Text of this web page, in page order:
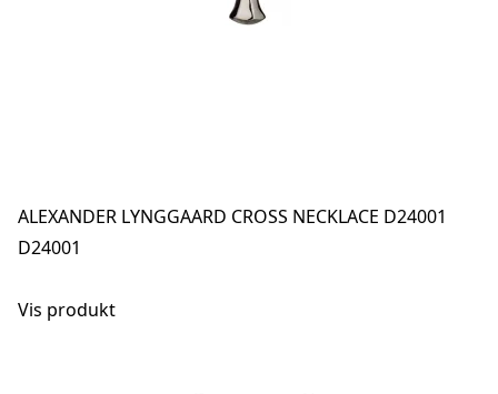
ALEXANDER LYNGGAARD CROSS NECKLACE D24001
D24001
Vis produkt